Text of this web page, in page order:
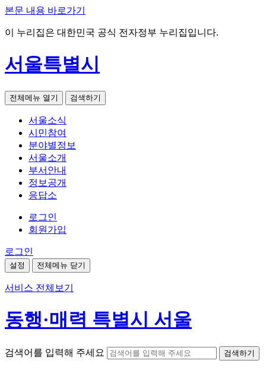
본문 내용 바로가기
이 누리집은 대한민국 공식 전자정부 누리집입니다.
서울특별시
전체메뉴 열기 검색하기
서울소식
시민참여
분야별정보
서울소개
부서안내
정보공개
응답소
로그인
회원가입
로그인
설정 전체메뉴 닫기
서비스 전체보기
동행·매력 특별시 서울
검색어를 입력해 주세요 검색하기